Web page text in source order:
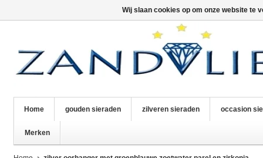
Home gouden sieraden zilveren sieraden occasion
Merken
Wij slaan cookies op om onze website te